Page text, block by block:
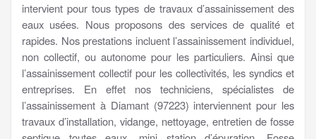
intervient pour tous types de travaux d’assainissement des
eaux usées. Nous proposons des services de qualité et
rapides. Nos prestations incluent l’assainissement individuel,
non collectif, ou autonome pour les particuliers. Ainsi que
l’assainissement collectif pour les collectivités, les syndics et
entreprises. En effet nos techniciens, spécialistes de
l’assainissement à Diamant (97223) interviennent pour les
travaux d’installation, vidange, nettoyage, entretien de fosse